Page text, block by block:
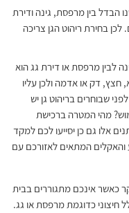
הבדל בין מרפסת, גינה ודירת
בחירת ריהוט הגן צריכה
לבין מרפסת או דירת גג הוא
חצץ, דק או אדמה ולכן עליו
שבוחרים בריהוט גן יש
מהי המטרה ברכישת
אלו גם כן יסייעו לכם למקד
המתאים לאזורכם עם
כאשר אינכם מתגוררים בבית
כדוגמת מרפסת או גג.